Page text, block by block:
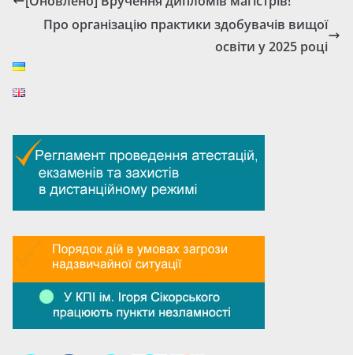
Про організацію практики здобувачів вищої
освіти у 2025 році